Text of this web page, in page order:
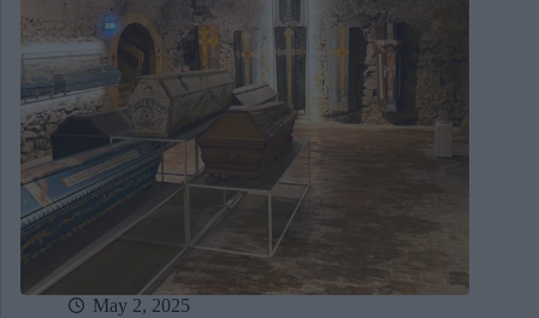
May 2, 2025